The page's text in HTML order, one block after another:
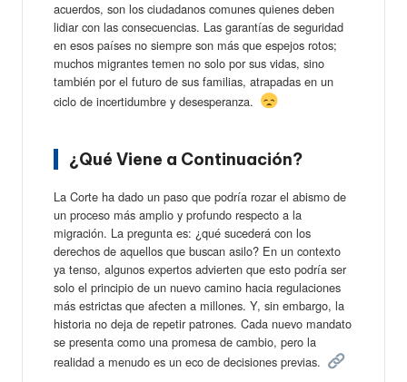
acuerdos, son los ciudadanos comunes quienes deben
lidiar con las consecuencias. Las garantías de seguridad
en esos países no siempre son más que espejos rotos;
muchos migrantes temen no solo por sus vidas, sino
también por el futuro de sus familias, atrapadas en un
ciclo de incertidumbre y desesperanza.
¿Qué Viene a Continuación?
La Corte ha dado un paso que podría rozar el abismo de
un proceso más amplio y profundo respecto a la
migración. La pregunta es: ¿qué sucederá con los
derechos de aquellos que buscan asilo? En un contexto
ya tenso, algunos expertos advierten que esto podría ser
solo el principio de un nuevo camino hacia regulaciones
más estrictas que afecten a millones. Y, sin embargo, la
historia no deja de repetir patrones. Cada nuevo mandato
se presenta como una promesa de cambio, pero la
realidad a menudo es un eco de decisiones previas.